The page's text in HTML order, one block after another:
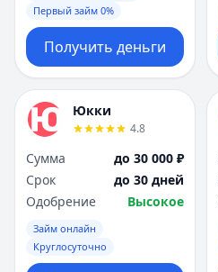
Первый займ 0%
Получить деньги
Юкки
4.8
Сумма
до 30 000 ₽
Срок
до 30 дней
Одобрение
Высокое
Займ онлайн
Круглосуточно